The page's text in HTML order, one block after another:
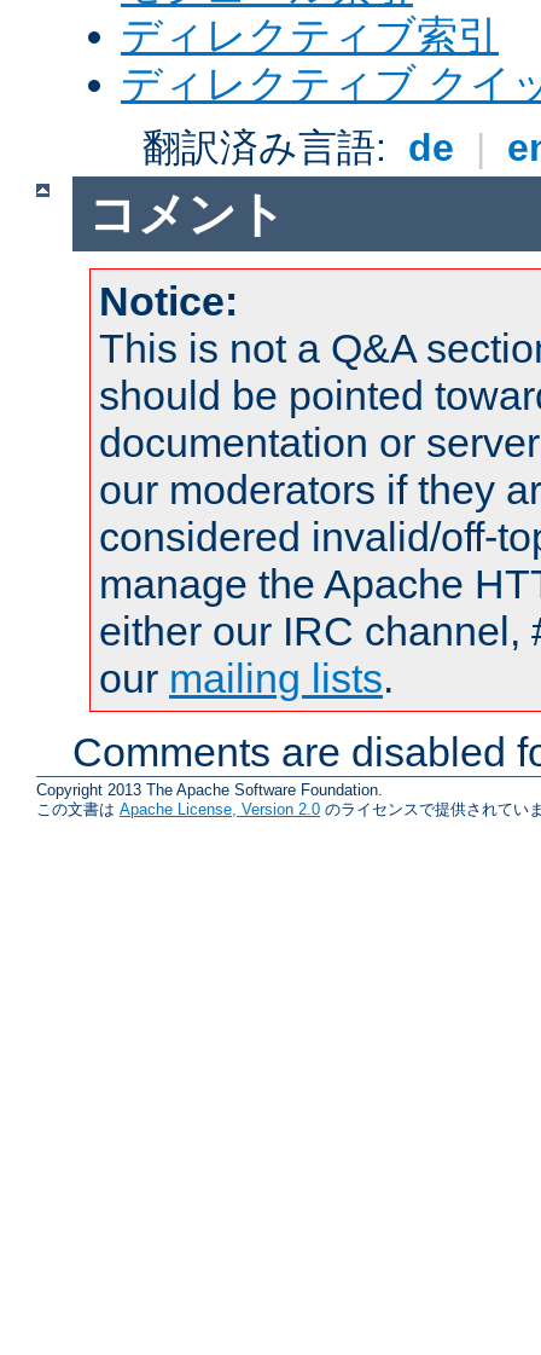
ディレクティブ索引
ディレクティブ クイ
翻訳済み言語: de |
コメント
Notice:
This is not a Q&A
should be pointed
documentation or
our moderators if they
considered invalid/off-
manage the Apache
either our IRC channel,
our mailing lists.
Comments are disabled
Copyright 2013 The Apache Software Foundation.
この文書は Apache License, Version 2.0 のライセンスで提供されてい